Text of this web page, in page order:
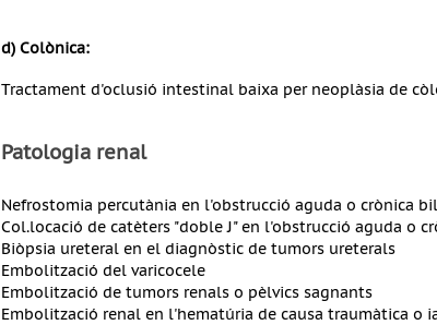
d) Colònica:
Tractament d'oclusió intestinal baixa per neoplàsia de
Patologia renal
Nefrostomia percutània en l'obstrucció aguda o crònica
Col.locació de catèters "doble J" en l'obstrucció aguda o
Biòpsia ureteral en el diagnòstic de tumors ureterals
Embolització del varicocele
Embolització de tumors renals o pèlvics sagnants
Embolització renal en l'hematúria de causa traumàtica o